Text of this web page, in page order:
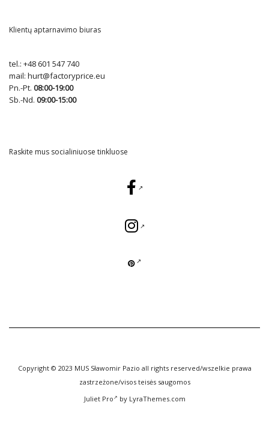
Klientų aptarnavimo biuras
tel.: +48 601 547 740
mail: hurt@factoryprice.eu
Pn.-Pt. 08:00-19:00
Sb.-Nd. 09:00-15:00
Raskite mus socialiniuose tinkluose
Copyright © 2023 MUS Sławomir Pazio all rights reserved/wszelkie prawa
zastrzeżone/visos teisės saugomos
Juliet Pro
by LyraThemes.com